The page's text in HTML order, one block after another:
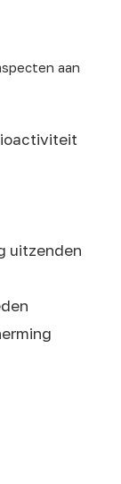
aan
uitzenden